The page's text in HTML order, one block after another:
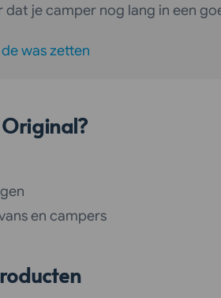
dat je camper nog lang in een
was zetten
en campers